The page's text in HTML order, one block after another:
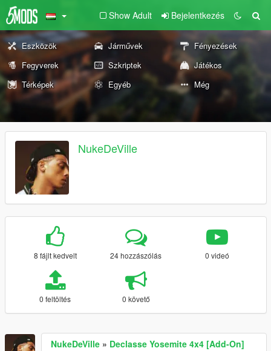
Show Adult Bejelentkezés
Eszközök Járművek
Fényezések
Fegyverek
Szkriptek
Játékos
Térképek
Egyéb Még
NukeDeVille
8 fájlt kedvelt 24 hozzászólás 0 videó
0 feltöltés 0 követő
NukeDeVille » Declasse Yosemite 4x4 [Add-On]